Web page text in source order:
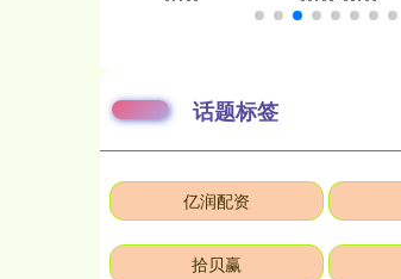
话题标签
亿润配资
拾贝赢